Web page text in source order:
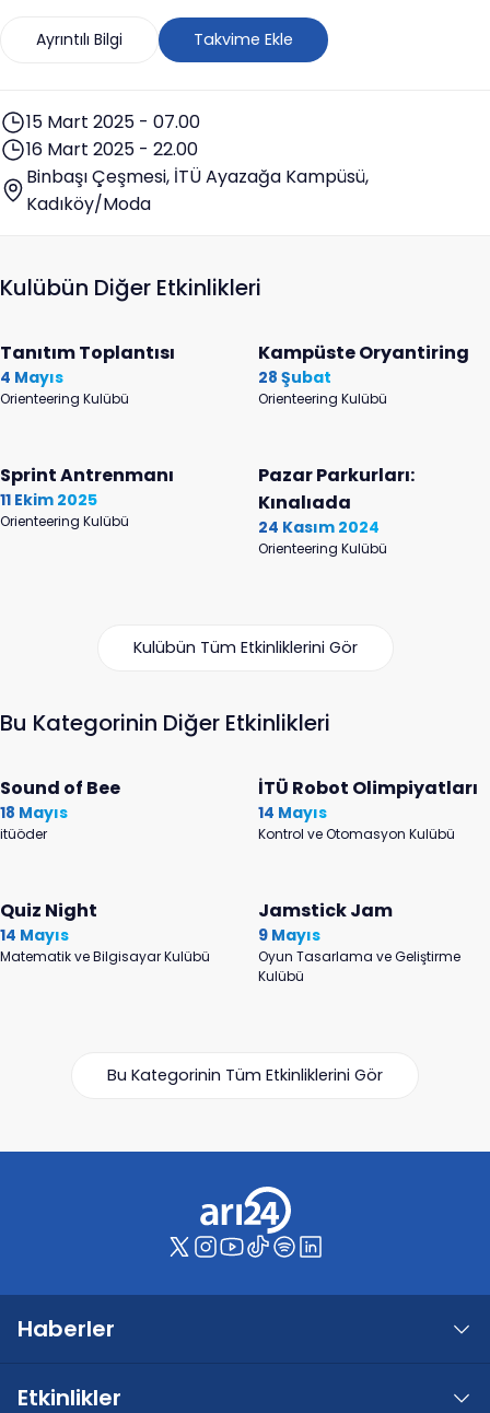
Ayrıntılı Bilgi Takvime Ekle
15 Mart 2025 - 07.00
16 Mart 2025 - 22.00
Binbaşı Çeşmesi, İTÜ Ayazağa Kampüsü,
Kadıköy/Moda
Kulübün Diğer Etkinlikleri
Tanıtım Toplantısı
4 Mayıs
Orienteering Kulübü
Kampüste Oryantiring
28 Şubat
Orienteering Kulübü
Sprint Antrenmanı
11 Ekim 2025
Orienteering Kulübü
Pazar Parkurları:
Kınalıada
24 Kasım 2024
Orienteering Kulübü
Kulübün Tüm Etkinliklerini Gör
Bu Kategorinin Diğer Etkinlikleri
Sound of Bee
18 Mayıs
itüöder
İTÜ Robot Olimpiyatları
14 Mayıs
Kontrol ve Otomasyon Kulübü
Quiz Night
14 Mayıs
Matematik ve Bilgisayar Kulübü
Jamstick Jam
9 Mayıs
Oyun Tasarlama ve Geliştirme
Kulübü
Bu Kategorinin Tüm Etkinliklerini Gör
Haberler
Etkinlikler